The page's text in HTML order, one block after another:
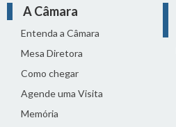
A Câmara
Entenda a Câmara
Mesa Diretora
Como chegar
Agende uma Visita
Memória